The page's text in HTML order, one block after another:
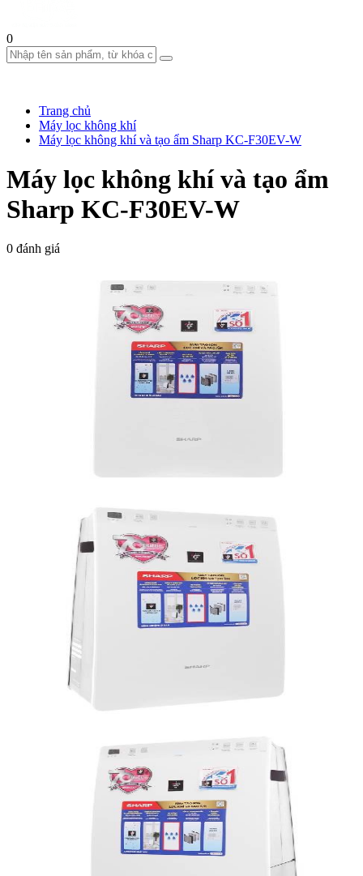
0
Trang chủ
Máy lọc không khí
Máy lọc không khí và tạo ẩm Sharp KC-F30EV-W
Máy lọc không khí và tạo ẩm
Sharp KC-F30EV-W
0 đánh giá